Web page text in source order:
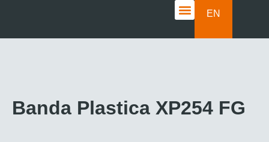
EN
Banda Plastica XP254 FG